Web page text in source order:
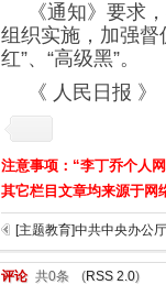
《通知》要求
组织实施，加强督
红”、“高级黑”。
《 人民日报
注意事项：“李丁乔个人
其它栏目文章均来源于网
评论 共0条 (RSS 2.0)